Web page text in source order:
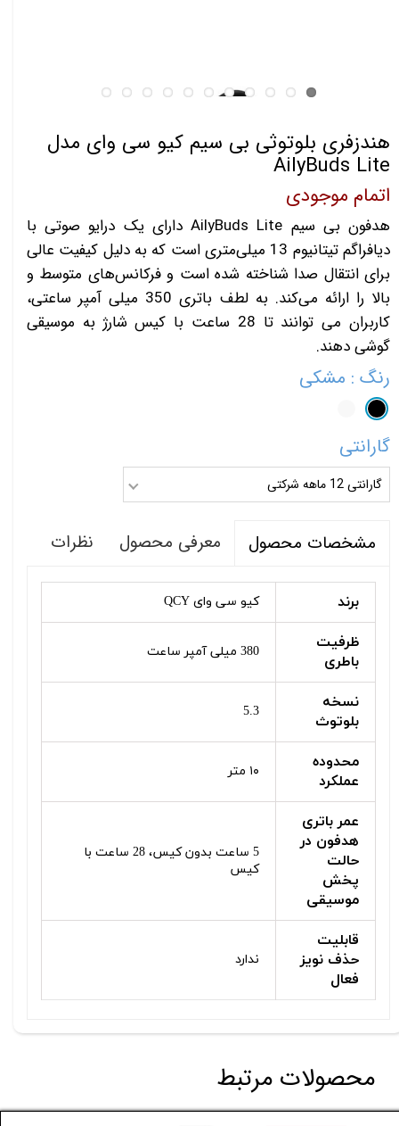
هندزفری بلوتوثی بی سیم کیو سی وای مدل
AilyBuds Lite
اتمام موجودی
هدفون بی سیم AilyBuds Lite دارای یک درایو صوتی با
دیافراگم تیتانیوم 13 میلی‌متری است که به دلیل کیفیت عالی
برای انتقال صدا شناخته شده است و فرکانس‌های متوسط و
بالا را ارائه می‌کند. به لطف باتری 350 میلی آمپر ساعتی،
کاربران می توانند تا 28 ساعت با کیس شارژ به موسیقی
گوشی دهند.
رنگ : مشکی
گارانتی
گارانتی 12 ماهه شرکتی
مشخصات محصول معرفی محصول نظرات
برند کیو سی وای QCY
ظرفیت
باطری
380 میلی آمپر ساعت
نسخه
بلوتوث
5.3
محدوده
عملکرد
۱۰ متر
عمر باتری
هدفون در
حالت
پخش
موسیقی
5 ساعت بدون کیس، 28 ساعت با
کیس
قابلیت
حذف نویز
فعال
ندارد
محصولات مرتبط